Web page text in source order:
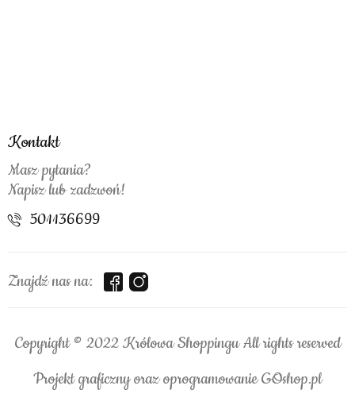
Kontakt
Masz pytania?
Napisz lub zadzwoń!
501136699
Znajdź nas na:
Copyright © 2022 Królowa Shoppingu All rights reserved
Projekt graficzny oraz oprogramowanie GOshop.pl